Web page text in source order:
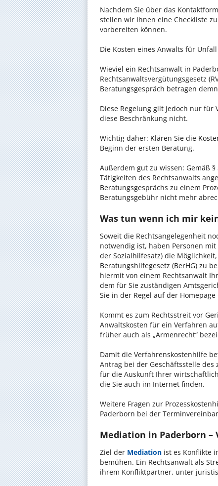
Nachdem Sie über das
stellen wir Ihnen eine Checkliste
vorbereiten können.
Die Kosten eines Anwalts für
Wieviel ein Rechtsanwalt in
Rechtsanwaltsvergütungsgesetz
Beratungsgespräch betragen
Diese Regelung gilt jedoch nur für
diese Beschränkung nicht.
Wichtig daher: Klären Sie die
Beginn der ersten Beratung.
Außerdem gut zu wissen: Gemäß
Tätigkeiten des Rechtsanwalts
Beratungsgesprächs zu einem
Beratungsgebühr nicht mehr
Was tun wenn ich mir
Soweit die Rechtsangelegenheit
notwendig ist, haben Personen
der Sozialhilfesatz) die
Beratungshilfegesetz (BerHG) zu
hiermit von einem Rechtsanwalt
dem für Sie zuständigen
Sie in der Regel auf der
Kommt es zum Rechtsstreit vor
Anwaltskosten für ein Verfahren
früher auch als „Armenrecht“
Damit die Verfahrenskostenhilfe
Antrag bei der Geschäftsstelle
für die Auskunft Ihrer
die Sie auch im Internet finden.
Weitere Fragen zur
Paderborn bei der
Mediation in Paderborn –
Ziel der Mediation ist es Konflikte
bemühen. Ein Rechtsanwalt als
ihrem Konfliktpartner, unter